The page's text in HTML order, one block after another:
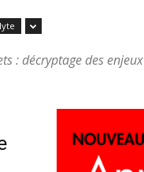
: décryptage des